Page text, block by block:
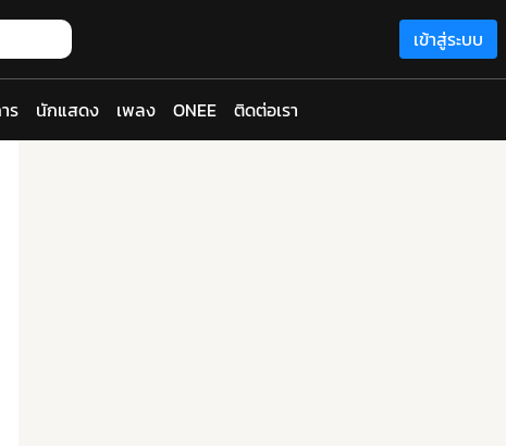
เข้าสู่ระบบ
ร นักแสดง เพลง ONEE ติดต่อเรา